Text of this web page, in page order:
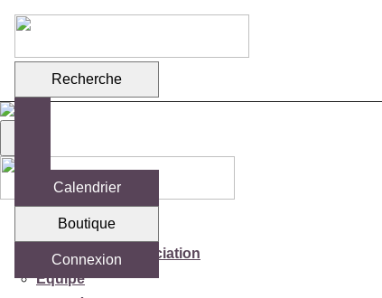
Recherche
Calendrier
Boutique
Connexion
Votre association
Mission de l'association
Équipe